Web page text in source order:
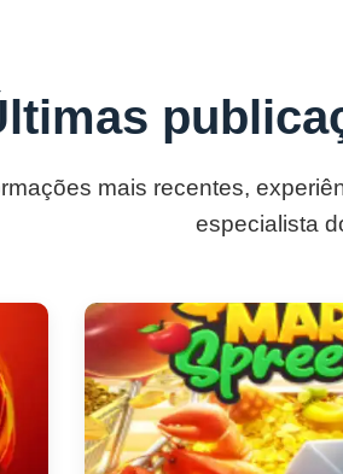
mais recentes,
especialista